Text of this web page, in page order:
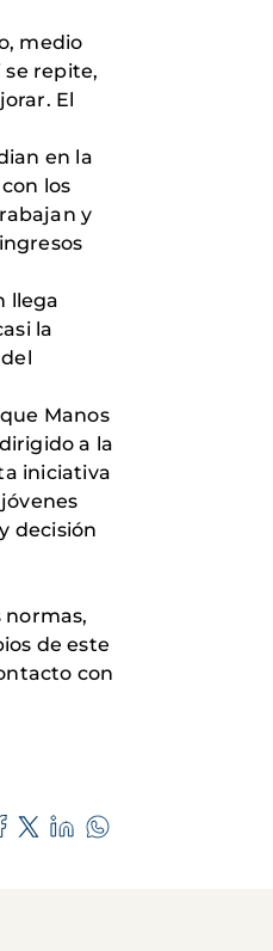
medio
se repite,
El
en la
los
y
llega
la
Manos
a la
iniciativa
decisión
normas,
de este
con